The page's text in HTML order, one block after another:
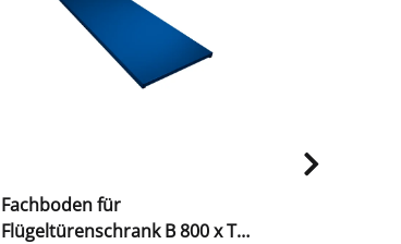
Fachboden für
Flügeltürenschrank B 800 x T